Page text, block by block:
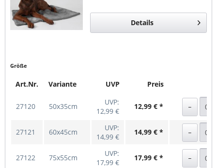
Details
Größe
Art.Nr. Variante UVP Preis
27120 50x35cm
UVP:
12,99 €
12,99 € *
27121 60x45cm
UVP:
14,99 €
14,99 € *
27122 75x55cm
UVP:
17,99 €
17,99 € *